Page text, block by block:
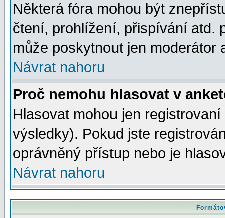
Některá fóra mohou být
čtení, prohlížení, přispívání atd.
může poskytnout jen moderátor
Návrat nahoru
Proč nemohu hlasovat v
Hlasovat mohou jen
výsledky). Pokud jste
oprávněný přístup nebo je
Návrat nahoru